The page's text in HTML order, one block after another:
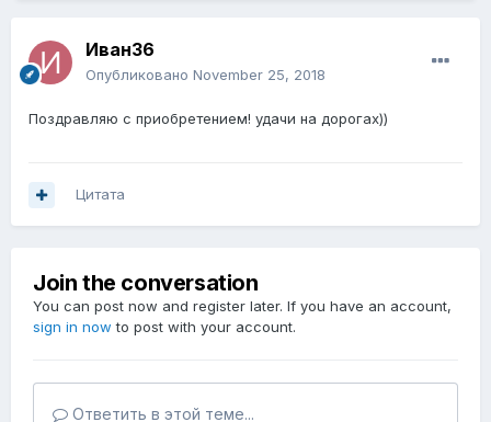
Иван36
Опубликовано November 25, 2018
Поздравляю с приобретением! удачи на дорогах))
Цитата
Join the conversation
You can post now and register later. If you have an account,
sign in now to post with your account.
Ответить в этой теме...